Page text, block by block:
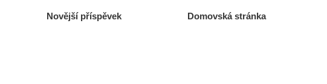
Novější příspěvek Domovská stránka